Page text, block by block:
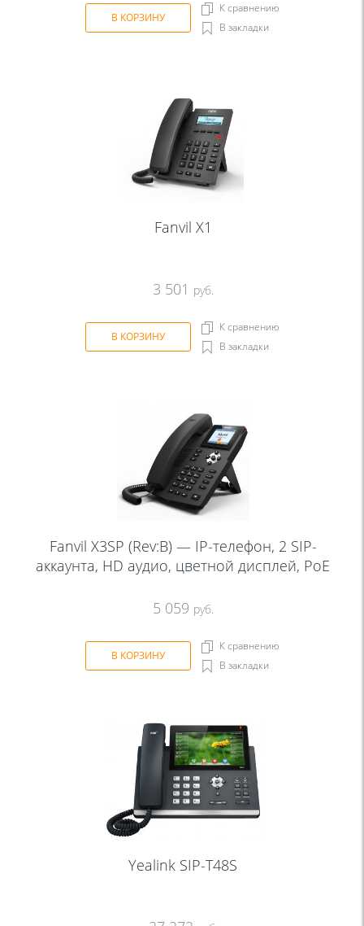
В КОРЗИНУ
К сравнению
В закладки
Fanvil X1
3 501 руб.
В КОРЗИНУ
К сравнению
В закладки
Fanvil X3SP (Rev:B) — IP-телефон, 2 SIP-
аккаунта, HD аудио, цветной дисплей, PoE
5 059 руб.
В КОРЗИНУ
К сравнению
В закладки
Yealink SIP-T48S